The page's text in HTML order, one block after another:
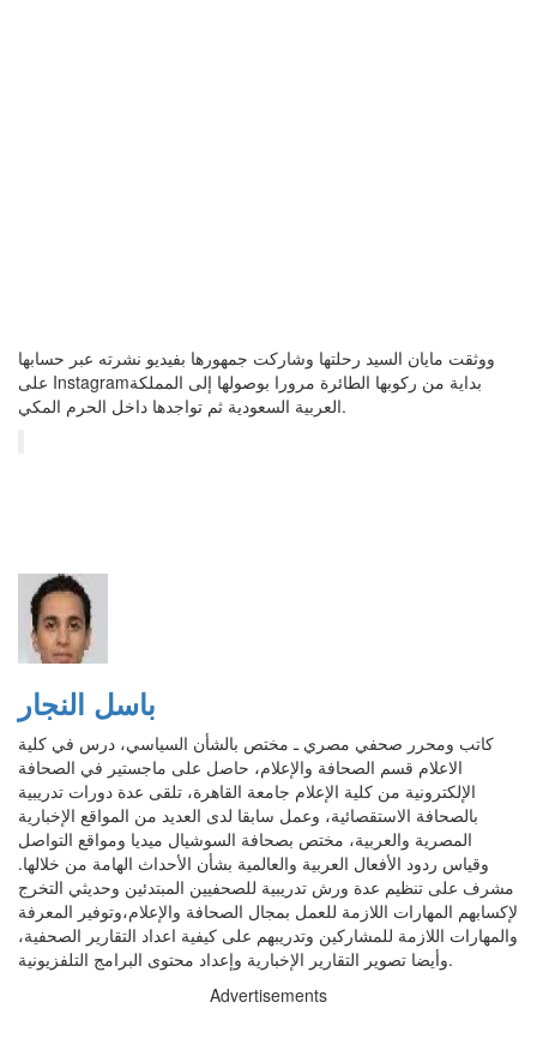
ووثقت مايان السيد رحلتها وشاركت جمهورها بفيديو نشرته عبر حسابها
على Instagramبداية من ركوبها الطائرة مرورا بوصولها إلى المملكة
العربية السعودية ثم تواجدها داخل الحرم المكي.
باسل النجار
كاتب ومحرر صحفي مصري ـ مختص بالشأن السياسي، درس في كلية
الاعلام قسم الصحافة والإعلام، حاصل على ماجستير في الصحافة
الإلكترونية من كلية الإعلام جامعة القاهرة، تلقى عدة دورات تدريبية
بالصحافة الاستقصائية، وعمل سابقا لدى العديد من المواقع الإخبارية
المصرية والعربية، مختص بصحافة السوشيال ميديا ومواقع التواصل
وقياس ردود الأفعال العربية والعالمية بشأن الأحداث الهامة من خلالها.
مشرف على تنظيم عدة ورش تدريبية للصحفيين المبتدئين وحديثي التخرج
لإكسابهم المهارات اللازمة للعمل بمجال الصحافة والإعلام،وتوفير المعرفة
والمهارات اللازمة للمشاركين وتدريبهم على كيفية اعداد التقارير الصحفية،
وأيضا تصوير التقارير الإخبارية وإعداد محتوى البرامج التلفزيونية.
Advertisements